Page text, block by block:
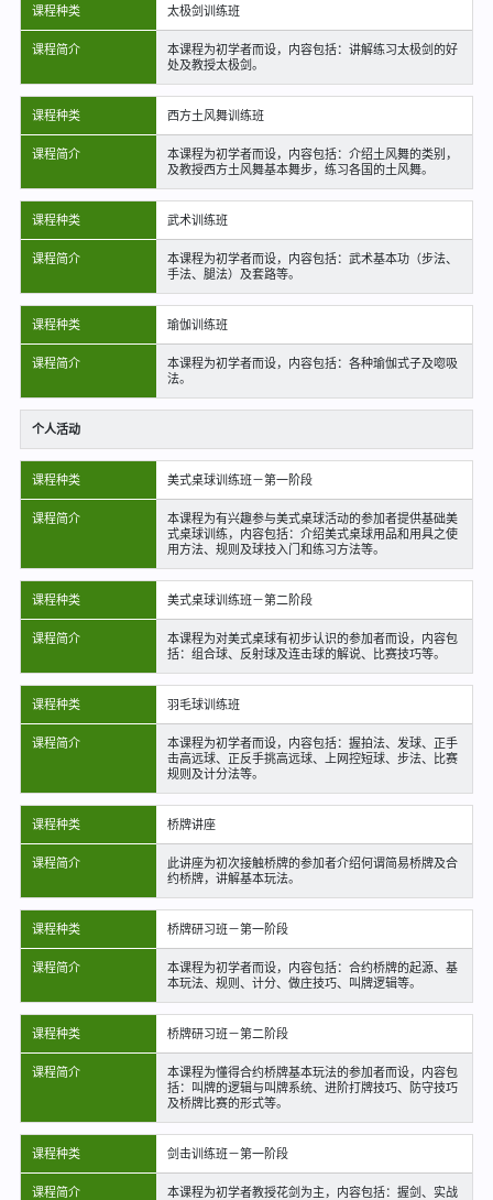
课程种类 太极剑训练班
课程简介
本课程为初学者而设，内容包括：讲解练习太极剑的好
处及教授太极剑。
课程种类 西方土风舞训练班
课程简介
本课程为初学者而设，内容包括：介绍土风舞的类别，
及教授西方土风舞基本舞步，练习各国的土风舞。
课程种类 武术训练班
课程简介
本课程为初学者而设，内容包括：武术基本功（步法、
手法、腿法）及套路等。
课程种类 瑜伽训练班
课程简介
本课程为初学者而设，内容包括：各种瑜伽式子及唿吸
法。
个人活动
课程种类 美式桌球训练班－第一阶段
课程简介
本课程为有兴趣参与美式桌球活动的参加者提供基础美
式桌球训练，内容包括：介绍美式桌球用品和用具之使
用方法、规则及球技入门和练习方法等。
课程种类 美式桌球训练班－第二阶段
课程简介
本课程为对美式桌球有初步认识的参加者而设，内容包
括：组合球、反射球及连击球的解说、比赛技巧等。
课程种类 羽毛球训练班
课程简介
本课程为初学者而设，内容包括：握拍法、发球、正手
击高远球、正反手挑高远球、上网控短球、步法、比赛
规则及计分法等。
课程种类 桥牌讲座
课程简介
此讲座为初次接触桥牌的参加者介绍何谓简易桥牌及合
约桥牌，讲解基本玩法。
课程种类 桥牌研习班－第一阶段
课程简介
本课程为初学者而设，内容包括：合约桥牌的起源、基
本玩法、规则、计分、做庄技巧、叫牌逻辑等。
课程种类 桥牌研习班－第二阶段
课程简介
本课程为懂得合约桥牌基本玩法的参加者而设，内容包
括：叫牌的逻辑与叫牌系统、进阶打牌技巧、防守技巧
及桥牌比赛的形式等。
课程种类 剑击训练班－第一阶段
课程简介
本课程为初学者教授花剑为主，内容包括：握剑、实战